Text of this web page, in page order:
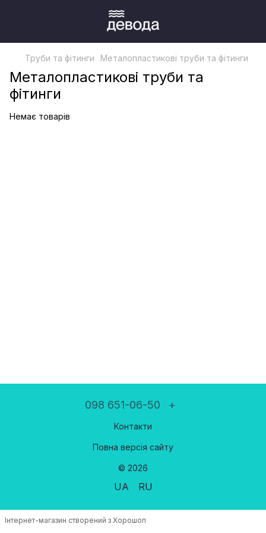
Труби та фітинги Металопластикові труби та фітинги
Металопластикові труби та
фітинги
Немає товарів
098 651-06-50 +
Контакти
Повна версія сайту
© 2026
UA RU
Інтернет-магазин створений з Хорошоп